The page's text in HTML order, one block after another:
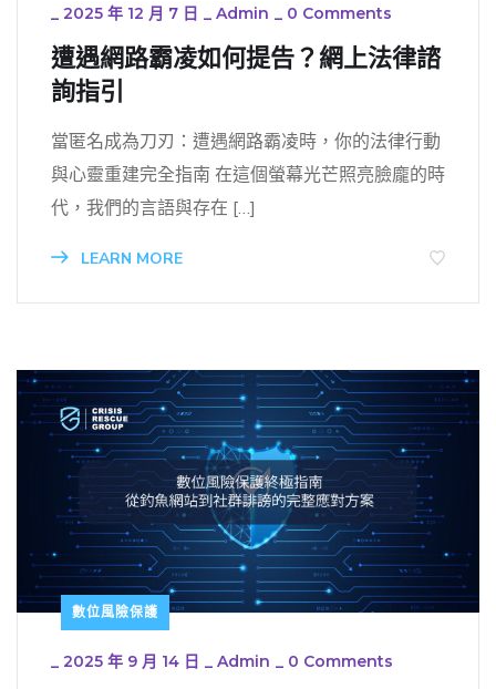
_ 2025 年 12 月 7 日 _ Admin _ 0 Comments
遭遇網路霸凌如何提告？網上法律諮
詢指引
當匿名成為刀刃：遭遇網路霸凌時，你的法律行動
與心靈重建完全指南 在這個螢幕光芒照亮臉龐的時
代，我們的言語與存在 […]
LEARN MORE
數位風險保護
_ 2025 年 9 月 14 日 _ Admin _ 0 Comments